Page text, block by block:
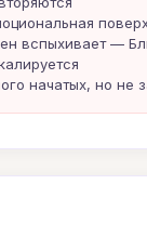
вспыхивает —
начатых, но не